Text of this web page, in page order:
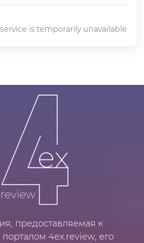
is temporarily unavailable
предоставляемая к
4ex.review, его